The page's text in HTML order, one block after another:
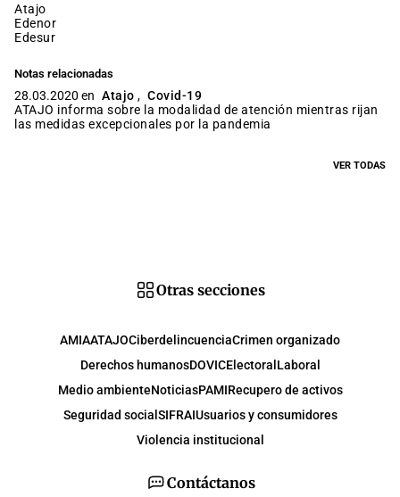
atajo
edenor
edesur
Notas relacionadas
28.03.2020 en Atajo , Covid-19
ATAJO informa sobre la modalidad de atención mientras rijan
las medidas excepcionales por la pandemia
VER TODAS
Contáctanos
Otras secciones
AMIAATAJOCiberdelincuenciaCrimen organizado
Derechos humanosDOVICElectoral Laboral
Medio ambienteNoticiasPAMIRecupero de activos
Seguridad social SIFRAIUsuarios y consumidores
Violencia institucional